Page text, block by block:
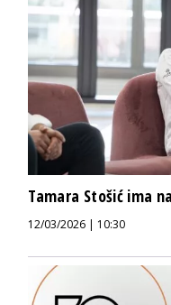
Tamara Stošić ima
12/03/2026 | 10:30